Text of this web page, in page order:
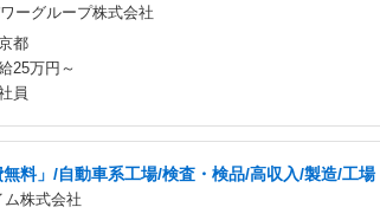
ーグループ株式会社
都
25万円～
員
無料」/自動車系工場/検査・検品/高収入/製造/工場
ム株式会社